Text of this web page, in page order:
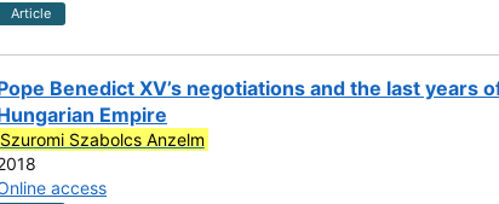
Article
Benedict XV’s negotiations and the last years
Empire
Szuromi Szabolcs Anzelm
access